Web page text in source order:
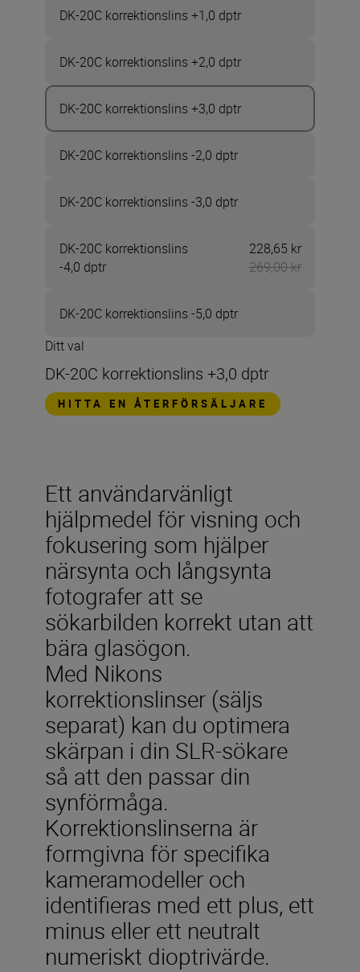
DK-20C korrektionslins +1,0 dptr
DK-20C korrektionslins +2,0 dptr
DK-20C korrektionslins +3,0 dptr
DK-20C korrektionslins -2,0 dptr
DK-20C korrektionslins -3,0 dptr
DK-20C korrektionslins
-4,0 dptr
Nu
228,65 kr
269,00 kr
DK-20C korrektionslins -5,0 dptr
Ditt val
DK-20C korrektionslins +3,0 dptr
HITTA EN ÅTERFÖRSÄLJARE
Ett användarvänligt
hjälpmedel för visning och
fokusering som hjälper
närsynta och långsynta
fotografer att se
sökarbilden korrekt utan att
bära glasögon.
Med Nikons
korrektionslinser (säljs
separat) kan du optimera
skärpan i din SLR-sökare
så att den passar din
synförmåga.
Korrektionslinserna är
formgivna för specifika
kameramodeller och
identifieras med ett plus, ett
minus eller ett neutralt
numeriskt dioptrivärde.